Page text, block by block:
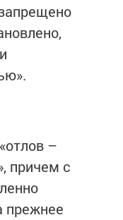
–
причем с
прежнее